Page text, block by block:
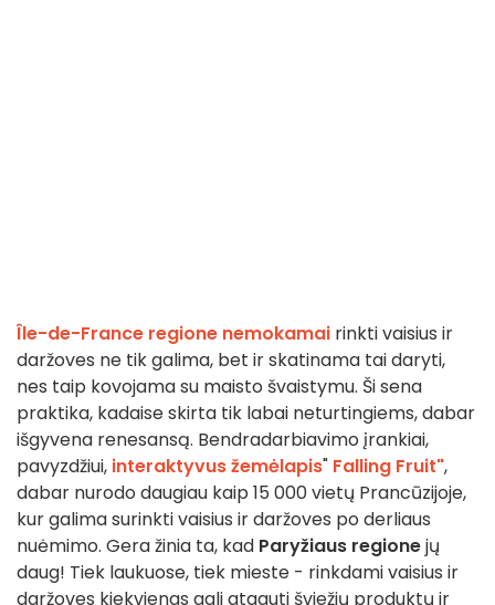
Île-de-France regione nemokamai rinkti vaisius ir
daržoves ne tik galima, bet ir skatinama tai daryti,
nes taip kovojama su maisto švaistymu. Ši sena
praktika, kadaise skirta tik labai neturtingiems, dabar
išgyvena renesansą. Bendradarbiavimo įrankiai,
pavyzdžiui, interaktyvus žemėlapis" Falling Fruit",
dabar nurodo daugiau kaip 15 000 vietų Prancūzijoje,
kur galima surinkti vaisius ir daržoves po derliaus
nuėmimo. Gera žinia ta, kad Paryžiaus regionejų
daug! Tiek laukuose, tiek mieste - rinkdami vaisius ir
daržoves kiekvienas gali atgauti šviežių produktų ir